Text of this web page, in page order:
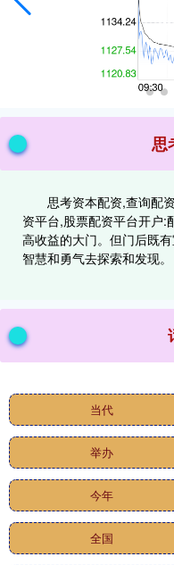
思
思考资本配资,查询配
资平台,股票配资平台开户:
高收益的大门。但门后既
智慧和勇气去探索和发现。
当代
举办
今年
全国